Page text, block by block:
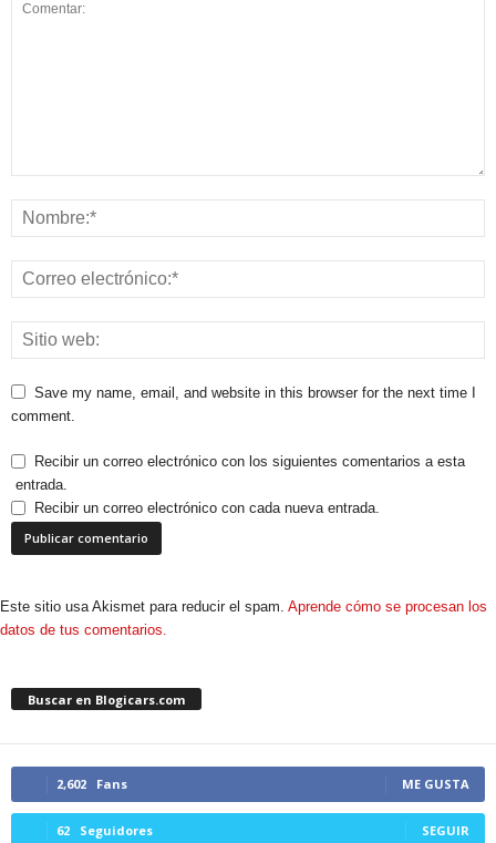
Save my name, email, and website in this browser for the next time I
comment.
Recibir un correo electrónico con los siguientes comentarios a esta
entrada.
Recibir un correo electrónico con cada nueva entrada.
Este sitio usa Akismet para reducir el spam. Aprende cómo se procesan los
datos de tus comentarios.
Buscar en Blogicars.com
2,602 Fans ME GUSTA
62 Seguidores SEGUIR